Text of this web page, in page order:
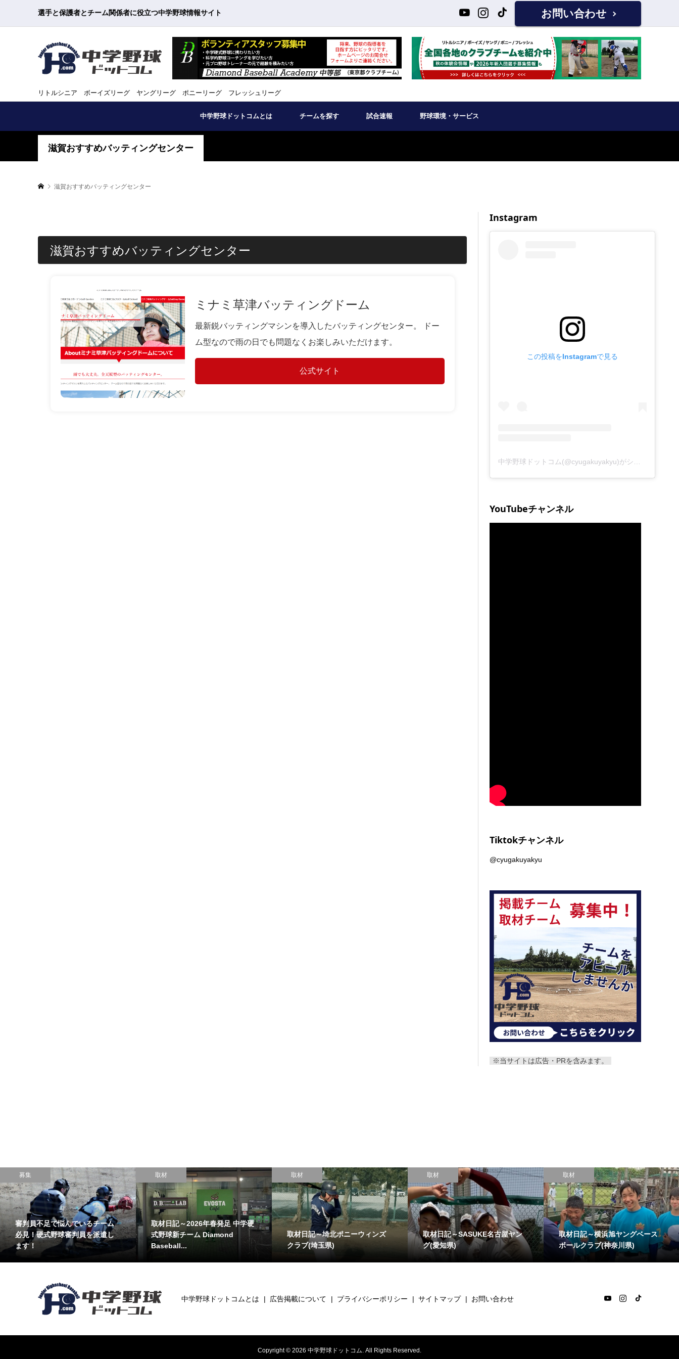
選手と保護者とチーム関係者に役立つ中学野球情報サイト お問い合わせ
リトルシニア ボーイズリーグ ヤングリーグ ポニーリーグ フレッシュリーグ
中学野球ドットコムとは チームを探す 試合速報 野球環境・サービス
滋賀おすすめバッティングセンター
滋賀おすすめバッティングセンター
滋賀おすすめバッティングセンター
ミナミ草津バッティングドーム
最新鋭バッティングマシンを導入したバッティングセンター。 ドー
ム型なので雨の日でも問題なくお楽しみいただけます。
公式サイト
Instagram
この投稿をInstagramで見る
YouTubeチャンネル
Tiktokチャンネル
@cyugakuyakyu
※当サイトは広告・PRを含みます。
募集
審判員不足で悩んでいるチーム
必見！硬式野球審判員を派遣し
ます！
取材
取材日記～2026年春発足 中学硬
式野球新チーム Diamond
Baseball...
取材
取材日記～埼北ポニーウィンズ
クラブ(埼玉県)
取材
取材日記～SASUKE名古屋ヤン
グ(愛知県)
取材
取材日記～横浜旭ヤングベース
ボールクラブ(神奈川県)
中学野球ドットコムとは 広告掲載について プライバシーポリシー サイトマップ お問い合わせ
Copyright © 2026 中学野球ドットコム. All Rights Reserved.